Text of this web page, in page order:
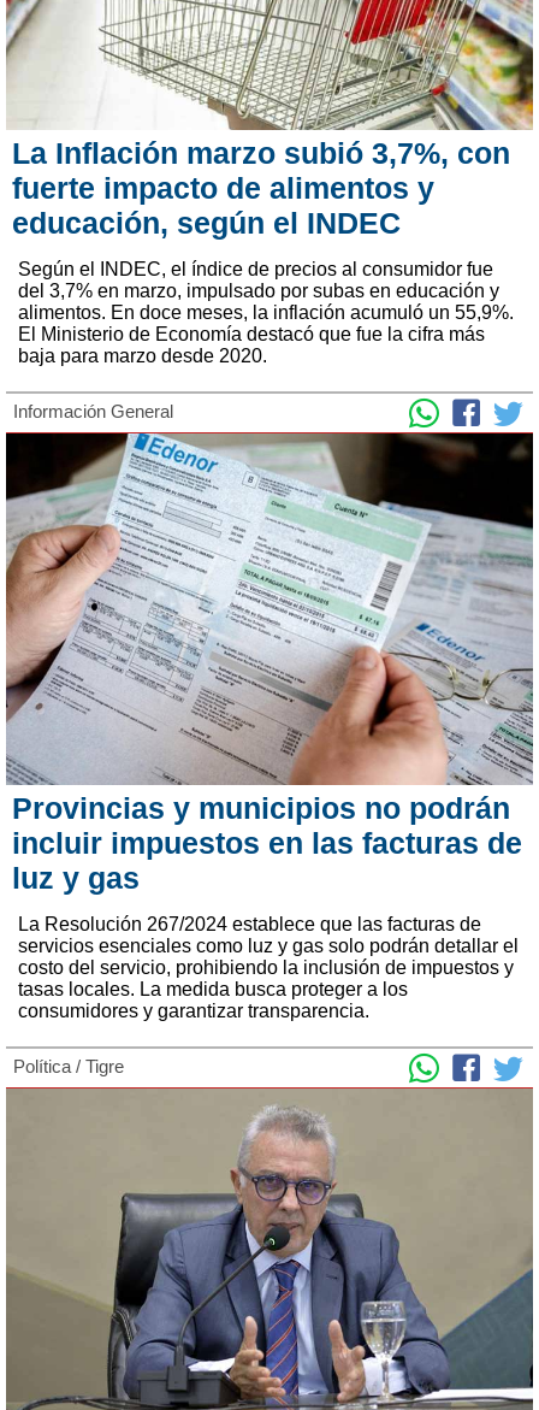
La Inflación marzo subió 3,7%, con
fuerte impacto de alimentos y
educación, según el INDEC
Según el INDEC, el índice de precios al consumidor fue
del 3,7% en marzo, impulsado por subas en educación y
alimentos. En doce meses, la inflación acumuló un 55,9%.
El Ministerio de Economía destacó que fue la cifra más
baja para marzo desde 2020.
Información General
Provincias y municipios no podrán
incluir impuestos en las facturas de
luz y gas
La Resolución 267/2024 establece que las facturas de
servicios esenciales como luz y gas solo podrán detallar el
costo del servicio, prohibiendo la inclusión de impuestos y
tasas locales. La medida busca proteger a los
consumidores y garantizar transparencia.
Política / Tigre